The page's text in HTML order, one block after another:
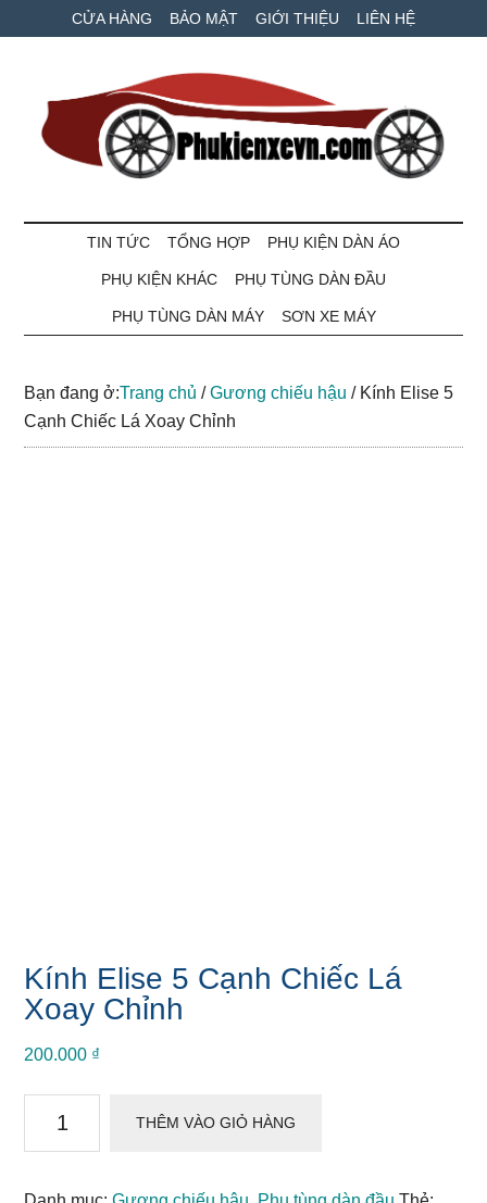
to
content
to
qua
sidebar
CỬA HÀNG BẢO MẬT GIỚI THIỆU LIÊN HỆ
Phụ
kiện
xe
VN
giá
tốt
TIN TỨC TỔNG HỢP PHỤ KIỆN DÀN ÁO
PHỤ KIỆN KHÁC PHỤ TÙNG DÀN ĐẦU
PHỤ TÙNG DÀN MÁY SƠN XE MÁY
Bạn đang ở:Trang chủ / Gương chiếu hậu /Kính Elise 5
Cạnh Chiếc Lá Xoay Chỉnh
Kính Elise 5 Cạnh Chiếc Lá
Xoay Chỉnh
200.000 ₫
Elise
Cạnh
THÊM VÀO GIỎ HÀNG